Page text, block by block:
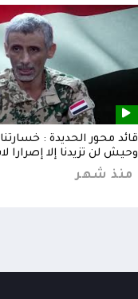
قائد محور الحديدة :
وحيش لن تزيدنا إلا إصرارا
منذ شهر